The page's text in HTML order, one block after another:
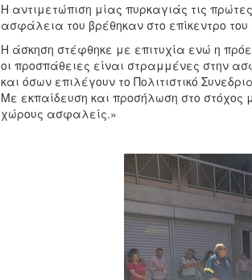
Η αντιμετώπιση μίας πυρκαγιάς τις
ασφάλεια του βρέθηκαν στο επίκεντρο
Η άσκηση στέφθηκε με επιτυχία ενώ η
οι προσπάθειες είναι στραμμένες στην
και όσων επιλέγουν το Πολιτιστικό
Με εκπαίδευση και προσήλωση στο στόχος
χώρους ασφαλείς.»